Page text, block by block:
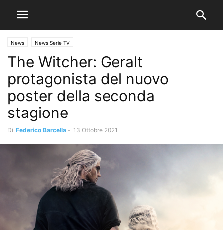
News News Serie TV
The Witcher: Geralt
protagonista del nuovo
poster della seconda
stagione
Di Federico Barcella - 13 Ottobre 2021